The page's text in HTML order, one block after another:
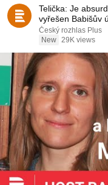
Telička: Je
vyřešen Babišův
Český rozhlas Plus
New 29K views